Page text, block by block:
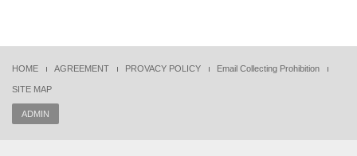
HOME AGREEMENT PROVACY POLICY Email Collecting Prohibition
SITE MAP
ADMIN